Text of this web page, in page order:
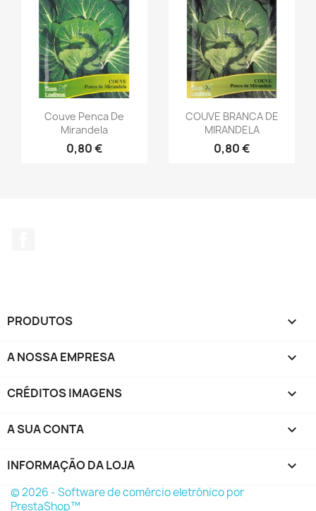
Couve Penca De
Mirandela
0,80 €
COUVE BRANCA DE
MIRANDELA
0,80 €
PRODUTOS 
A NOSSA EMPRESA 
CRÉDITOS IMAGENS 
A SUA CONTA 
INFORMAÇÃO DA LOJA keyboard_arrow_down
© 2026 - Software de comércio eletrónico por
PrestaShop™